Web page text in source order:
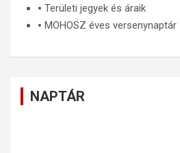
🞄 Területi jegyek és áraik
🞄 MOHOSZ éves versenynaptár
NAPTÁR